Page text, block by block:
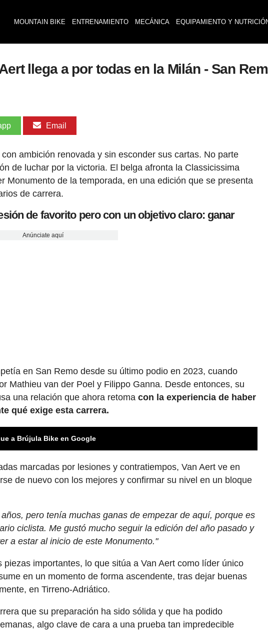
MOUNTAIN BIKE ENTRENAMIENTO MECÁNICA EQUIPAMIENTO Y
llega a por todas en la Milán - San
Email
con ambición renovada y sin esconder sus cartas. No parte
de luchar por la victoria. El belga afronta la Classicissima
Monumento de la temporada, en una edición que se presenta
de carrera.
de favorito pero con un objetivo claro: ganar
Anúnciate aquí
en San Remo desde su último podio en 2023, cuando
Mathieu van der Poel y Filippo Ganna. Desde entonces, su
una relación que ahora retomacon la experiencia de haber
qué exige esta carrera.
a Brújula Bike en Google
marcadas por lesiones y contratiempos, Van Aert ve en
de nuevo con los mejores y confirmar su nivel en un bloque
pero tenía muchas ganas de empezar de aquí, porque es
ciclista. Me gustó mucho seguir la edición del año pasado y
a estar al inicio de este Monumento."
importantes, lo que sitúa a Van Aert como líder único
en un momento de forma ascendente, tras dejar buenas
en Tirreno-Adriático.
que su preparación ha sido sólida y que ha podido
algo clave de cara a una prueba tan impredecible